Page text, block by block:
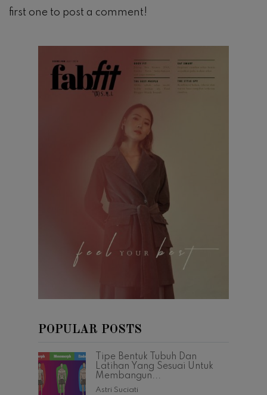
first one to post a comment!
POPULAR POSTS
Tipe Bentuk Tubuh Dan
Latihan Yang Sesuai Untuk
Membangun...
Astri Suciati